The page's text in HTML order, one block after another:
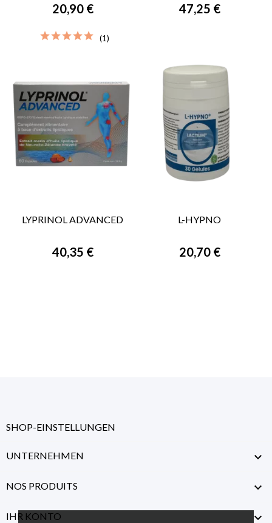
20,90 € 47,25 €
(1)
LYPRINOL ADVANCED
40,35 €
L-HYPNO
20,70 €
SHOP-EINSTELLUNGEN
UNTERNEHMEN 
NOS PRODUITS 
IHR KONTO 